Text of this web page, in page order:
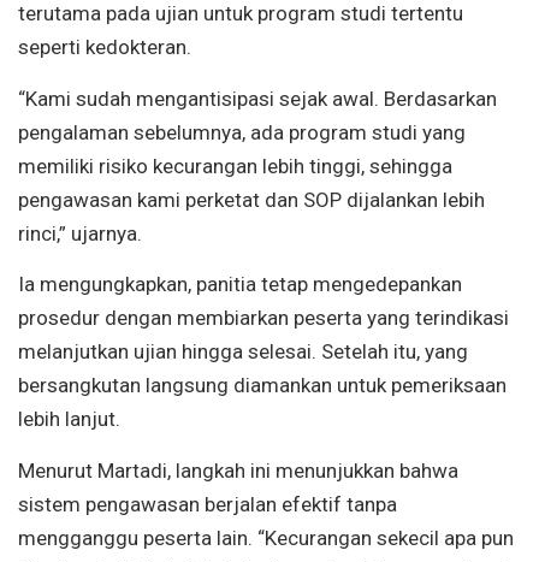
terutama pada ujian untuk program studi tertentu
seperti kedokteran.
“Kami sudah mengantisipasi sejak awal. Berdasarkan
pengalaman sebelumnya, ada program studi yang
memiliki risiko kecurangan lebih tinggi, sehingga
pengawasan kami perketat dan SOP dijalankan lebih
rinci,” ujarnya.
Ia mengungkapkan, panitia tetap mengedepankan
prosedur dengan membiarkan peserta yang terindikasi
melanjutkan ujian hingga selesai. Setelah itu, yang
bersangkutan langsung diamankan untuk pemeriksaan
lebih lanjut.
Menurut Martadi, langkah ini menunjukkan bahwa
sistem pengawasan berjalan efektif tanpa
mengganggu peserta lain. “Kecurangan sekecil apa pun